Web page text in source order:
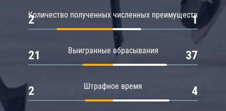
Количество полученных численных преимуществ
2 1
Выигранные вбрасывания
21 37
Штрафное время
2 4